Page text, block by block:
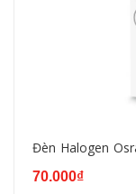
Đèn Halogen
70.000₫